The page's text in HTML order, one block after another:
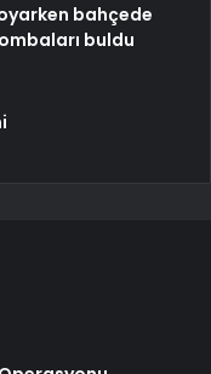
bahçede
buldu